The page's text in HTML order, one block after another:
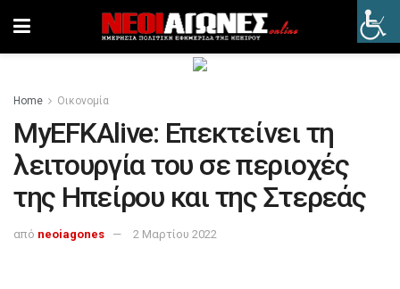
Home Οικονομία
MyEFKAlive: Επεκτείνει τη
λειτουργία του σε περιοχές
της Ηπείρου και της Στερεάς
από neoiagones 2 Μαρτίου 2022